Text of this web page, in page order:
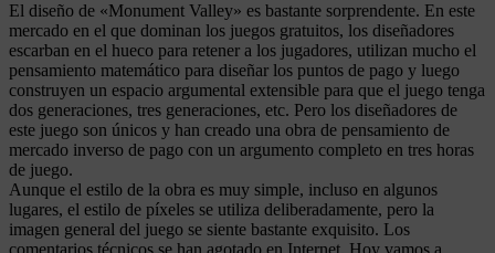
El diseño de «Monument Valley» es bastante sorprendente. En este
mercado en el que dominan los juegos gratuitos, los diseñadores
escarban en el hueco para retener a los jugadores, utilizan mucho el
pensamiento matemático para diseñar los puntos de pago y luego
construyen un espacio argumental extensible para que el juego tenga
dos generaciones, tres generaciones, etc. Pero los diseñadores de
este juego son únicos y han creado una obra de pensamiento de
mercado inverso de pago con un argumento completo en tres horas
de juego.
Aunque el estilo de la obra es muy simple, incluso en algunos
lugares, el estilo de píxeles se utiliza deliberadamente, pero la
imagen general del juego se siente bastante exquisito. Los